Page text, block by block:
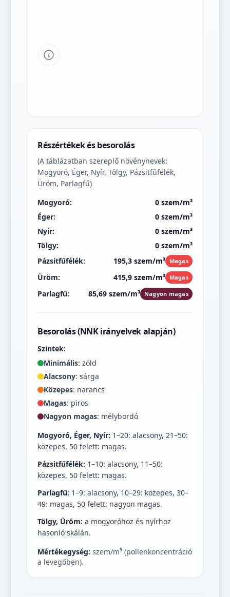
Tipp a grafikon jelmagyarázatához
Részértékek és besorolás
(A táblázatban szereplő növénynevek:
Mogyoró, Éger, Nyír, Tölgy, Pázsitfűfélék,
Üröm, Parlagfű)
Mogyoró:
0 szem/m³
Éger:
0 szem/m³
Nyír:
0 szem/m³
Tölgy:
0 szem/m³
Pázsitfűfélék:
195,3 szem/m³ Magas
Üröm: 415,9 szem/m³ Magas
Parlagfű: 85,69 szem/m³ Nagyon magas
Besorolás (NNK irányelvek alapján)
Szintek:
Minimális: zöld
Alacsony: sárga
Közepes: narancs
Magas: piros
Nagyon magas: mélybordó
Mogyoró, Éger, Nyír: 1–20: alacsony, 21–50:
közepes, 50 felett: magas.
Pázsitfűfélék: 1–10: alacsony, 11–50:
közepes, 50 felett: magas.
Parlagfű: 1–9: alacsony, 10–29: közepes, 30–
49: magas, 50 felett: nagyon magas.
Tölgy, Üröm: a mogyoróhoz és nyírhoz
hasonló skálán.
Mértékegység: szem/m³ (pollenkoncentráció
a levegőben).